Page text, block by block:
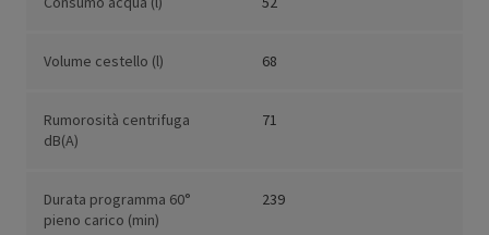
Volume cestello (l) 68
Rumorosità centrifuga
dB(A)
71
Durata programma 60°
pieno carico (min)
239